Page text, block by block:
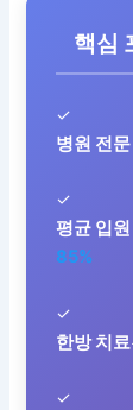
핵심
✓
병원 전
✓
평균 입
85%
✓
한방 치료
✓